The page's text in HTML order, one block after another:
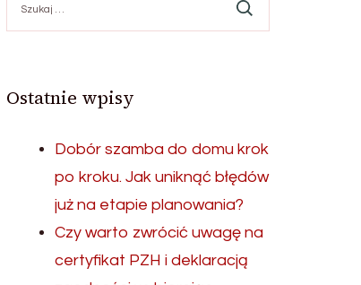
Ostatnie wpisy
Dobór szamba do domu krok
po kroku. Jak uniknąć błędów
już na etapie planowania?
Czy warto zwrócić uwagę na
certyfikat PZH i deklaracją